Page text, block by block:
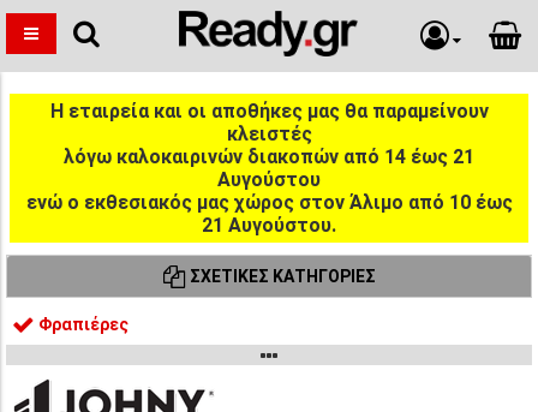
Η εταιρεία και οι αποθήκες μας θα παραμείνουν
κλειστές
λόγω καλοκαιρινών διακοπών από 14 έως 21
Αυγούστου
ενώ ο εκθεσιακός μας χώρος στον Άλιμο από 10 έως
21 Αυγούστου.
ΣΧΕΤΙΚΈΣ ΚΑΤΗΓΟΡΊΕΣ
Φραπιέρες